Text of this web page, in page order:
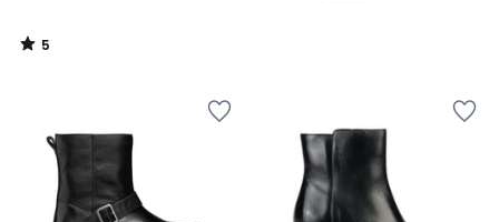
5
/